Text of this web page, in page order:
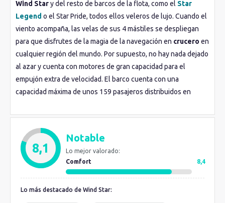
Wind Stary del resto de barcos de la flota, como el Star
Legend o el Star Pride, todos ellos veleros de lujo. Cuando el
viento acompaña, las velas de sus 4 mástiles se despliegan
para que disfrutes de la magia de la navegación en crucero en
cualquier región del mundo. Por supuesto, no hay nada dejado
al azar y cuenta con motores de gran capacidad para el
empujón extra de velocidad. El barco cuenta con una
capacidad máxima de unos 159 pasajeros distribuidos en
ambiente de intimidad y exclusividad única a bordo. En el
interior del barco encuentras
elegantes propias de los yates de la misma compañía, como el
Wind Spa, la apasionante plataforma de deportes acuáticos, la
zona Lounge, el Casino y la biblioteca. En cubierta la zona de
piscina y jacuzzi al aire libre te permite disfrutar de la brisa
marina, el sol y un relajante baño.
8,1
Notable
Lo mejor valorado:
Comfort
8,4
Lo más destacado de Wind Star: